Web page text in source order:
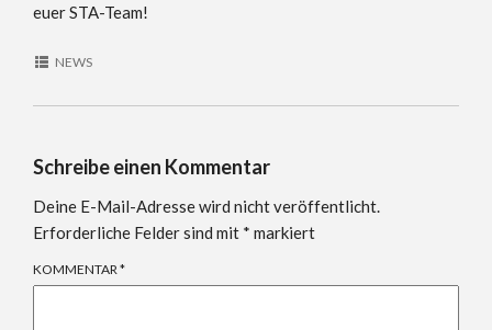
euer STA-Team!
NEWS
Schreibe einen Kommentar
Deine E-Mail-Adresse wird nicht veröffentlicht.
Erforderliche Felder sind mit * markiert
KOMMENTAR *